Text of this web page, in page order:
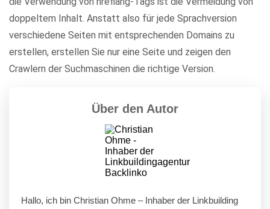
doppeltem Inhalt. Anstatt also für jede Sprachversion
verschiedene Seiten mit entsprechenden Domains zu
erstellen, erstellen Sie nur eine Seite und zeigen den
Crawlern der Suchmaschinen die richtige Version.
Über den Autor
Hallo, ich bin Christian Ohme – Inhaber der Linkbuilding